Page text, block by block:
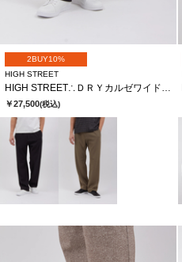
2BUY10%
HIGH STREET
HIGH STREET∴ＤＲＹカルゼワイドイージーＰＴ
￥27,500(税込)